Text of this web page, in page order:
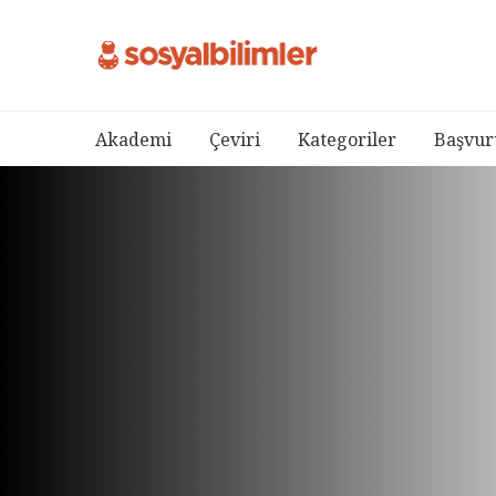
Akademi Çeviri Kategoriler